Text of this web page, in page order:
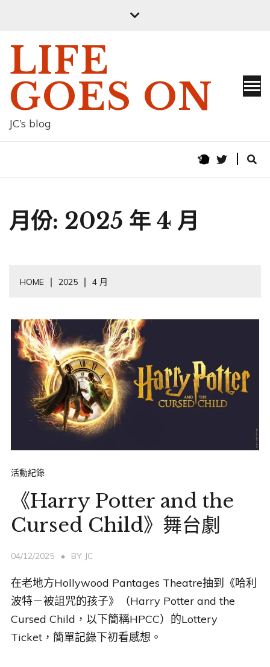
LIFE
GOES ON
JC’s blog
月份: 2025 年 4 月
HOME 2025 4 月
活動紀錄
《Harry Potter and the
Cursed Child》舞台劇
04/12/2025 BY JC
在老地方Hollywood Pantages Theatre抽到《哈利
波特－被詛咒的孩子》（Harry Potter and the
Cursed Child，以下簡稱HPCC）的Lottery
Ticket，簡單記錄下初看感想。